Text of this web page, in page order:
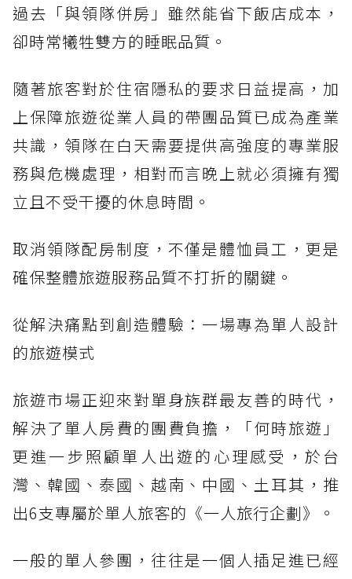
過去「與領隊併房」雖然能省下飯店成本，
卻時常犧牲雙方的睡眠品質。
隨著旅客對於住宿隱私的要求日益提高，加
上保障旅遊從業人員的帶團品質已成為產業
共識，領隊在白天需要提供高強度的專業服
務與危機處理，相對而言晚上就必須擁有獨
立且不受干擾的休息時間。
取消領隊配房制度，不僅是體恤員工，更是
確保整體旅遊服務品質不打折的關鍵。
從解決痛點到創造體驗：一場專為單人設計
的旅遊模式
旅遊市場正迎來對單身族群最友善的時代，
解決了單人房費的團費負擔，「何時旅遊」
更進一步照顧單人出遊的心理感受，於台
灣、韓國、泰國、越南、中國、土耳其，推
出6支專屬於單人旅客的《一人旅行企劃》。
一般的單人參團，往往是一個人插足進已經